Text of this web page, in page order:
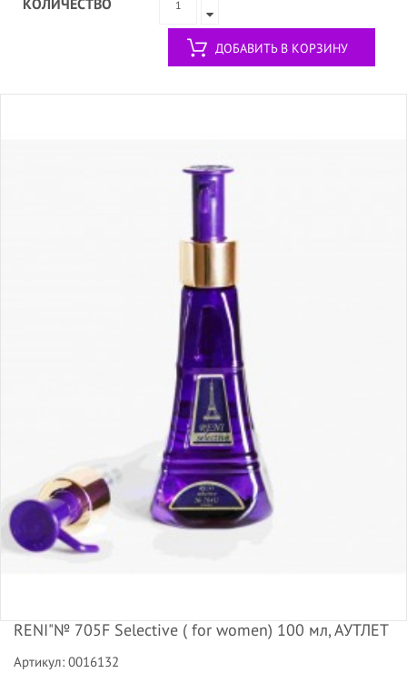
ДОБАВИТЬ В КОРЗИНУ
RENI"№ 705F Selective ( for women) 100 мл, АУТЛЕТ
Артикул: 0016132